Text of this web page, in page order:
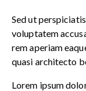
Sed ut
voluptatem
rem aperiam
quasi architecto
Lorem ipsum